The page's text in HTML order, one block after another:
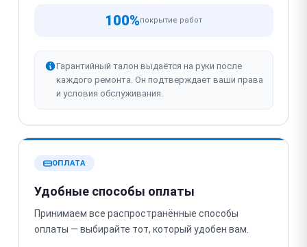
100%покрытие работ
Гарантийный талон выдаётся на руки после
каждого ремонта. Он подтверждает ваши права
и условия обслуживания.
ОПЛАТА
Удобные способы оплаты
Принимаем все распространённые способы
оплаты — выбирайте тот, который удобен вам.